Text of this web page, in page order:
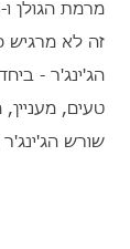
מרמת הגולן ו-20% שורש ג'ינג'ר.
זה לא מרגיש
הג'ינג'ר -
טעים, מעניין,
שורש